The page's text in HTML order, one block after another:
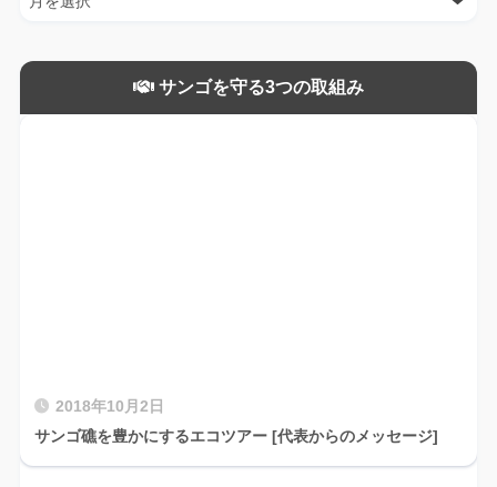
サンゴを守る3つの取組み
2018年10月2日
サンゴ礁を豊かにするエコツアー [代表からのメッセージ]